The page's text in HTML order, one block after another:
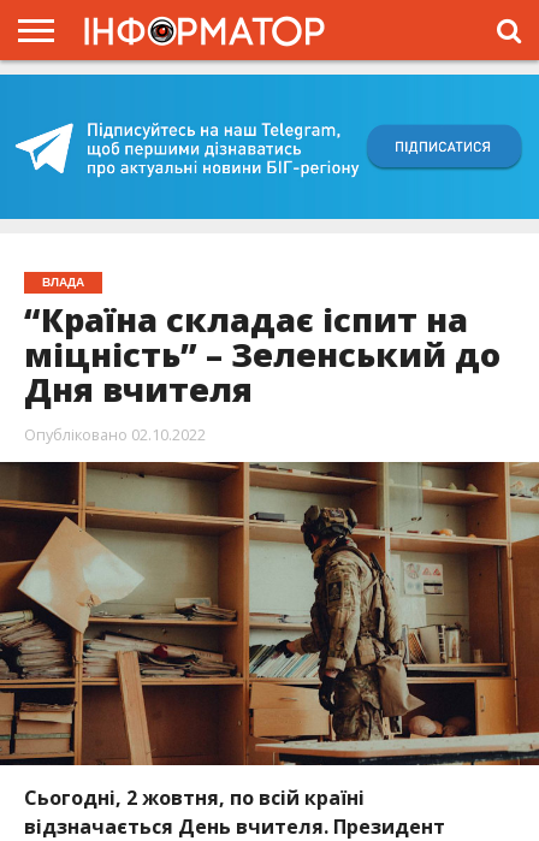
ПРОЄКТ
ВЛАДА
“Країна складає іспит на
міцність” – Зеленський до
Дня вчителя
Опубліковано 02.10.2022
Сьогодні, 2 жовтня, по всій країні
відзначається День вчителя. Президент